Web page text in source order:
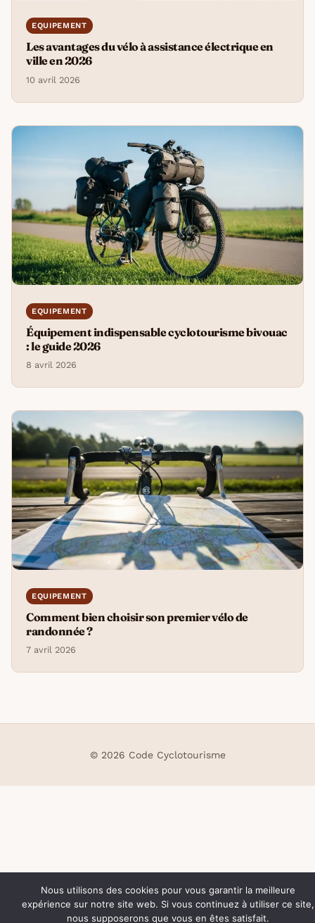
EQUIPEMENT
Les avantages du vélo à assistance électrique en
ville en 2026
10 avril 2026
EQUIPEMENT
Équipement indispensable cyclotourisme bivouac
: le guide 2026
8 avril 2026
EQUIPEMENT
Comment bien choisir son premier vélo de
randonnée ?
7 avril 2026
© 2026 Code Cyclotourisme
Nous utilisons des cookies pour vous garantir la meilleure
expérience sur notre site web. Si vous continuez à utiliser ce site,
nous supposerons que vous en êtes satisfait.